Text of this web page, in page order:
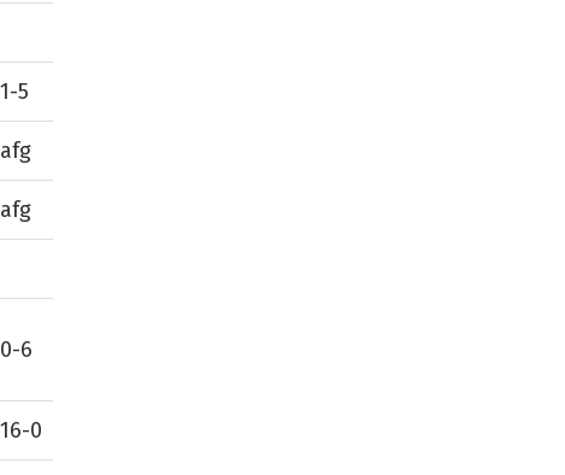
1-5
afg
afg
0-6
16-0